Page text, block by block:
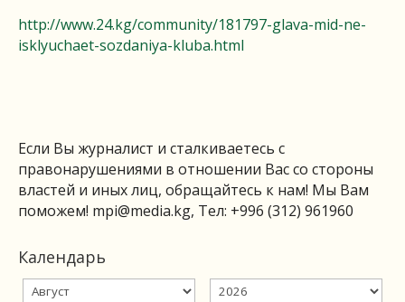
http://www.24.kg/community/181797-glava-mid-ne-
isklyuchaet-sozdaniya-kluba.html
Если Вы журналист и сталкиваетесь с
правонарушениями в отношении Вас со стороны
властей и иных лиц, обращайтесь к нам! Мы Вам
поможем! mpi@media.kg, Тел: +996 (312) 961960
Календарь